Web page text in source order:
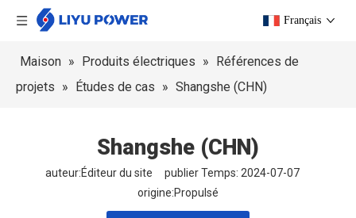
Français
Maison » Produits électriques » Références de
projets » Études de cas » Shangshe (CHN)
Shangshe (CHN)
auteur:Éditeur du site publier Temps: 2024-07-07
origine:Propulsé